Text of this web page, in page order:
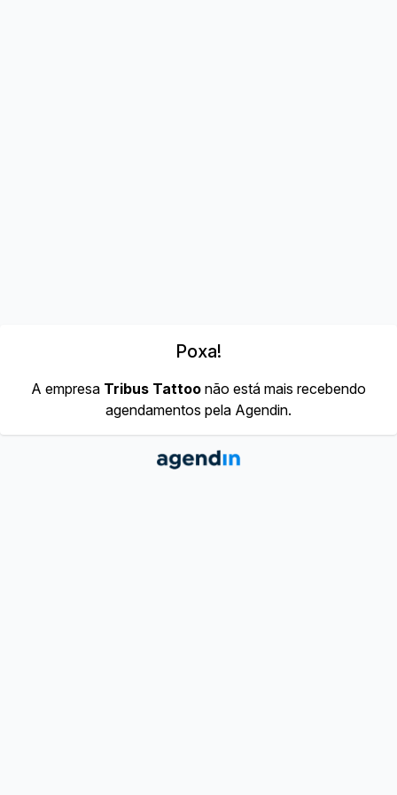
Poxa!
A empresa Tribus Tattoo não está mais recebendo
agendamentos pela Agendin.